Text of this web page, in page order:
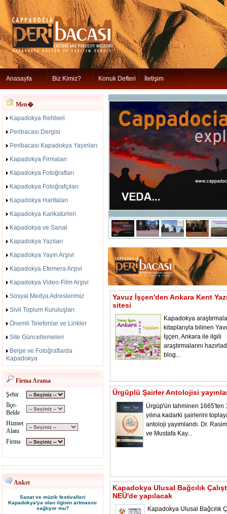
Anasayfa Biz Kimiz? Konuk Defteri İletişim
Men�
Kapadokya Rehberi
Peribacası Dergisi
Peribacası Kapadokya Yayınları
Kapadokya Firmaları
Kapadokya Fotoğrafları
Kapadokya Fotoğrafçıları
Kapadokya Haritaları
Kapadokya Karikatürleri
Kapadokya ve Sanat
Kapadokya Yazıları
Kapadokya Yayın Arşivi
Kapadokya Efemera Arşivi
Kapadokya Video-Film Arşivi
Sosyal Medya Adreslerimiz
Sivil Toplum Kuruluşları
Önemli Telefonlar ve Linkler
Site Güncellemeleri
Belge ve Fotoğraflarda
Kapadokya
Firma Arama
Şehir
İlçe-
Belde
Hizmet
Alanı
Firma
Anket
Sanat ve müzik festivalleri
Kapadokya'ya olan ilginin artmasını
sağlıyor mu?
Yavuz İşçen'den Ankara Kent
sitesi
Kapadokya
kitaplarıyla bilinen
İşçen, Ankara ile ilgili
araştırmalarını
blog...
Ürgüplü Şairler Antolojisi
Ürgüp'ün tahminen 1665'ten
yılına kadarki şairlerini
antoloji yayımlandı. Dr.
ve Mustafa Kay...
Kapadokya Ulusal Bağcılık
NEÜ'de yapılacak
Kapadokya Ulusal Bağcılık